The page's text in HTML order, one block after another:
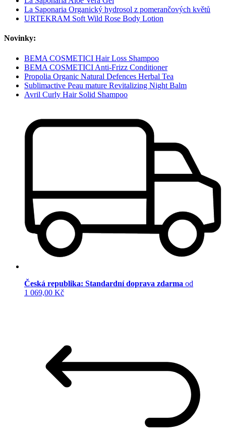
La Saponaria Organický hydrosol z pomerančových květů
URTEKRAM Soft Wild Rose Body Lotion
Novinky:
BEMA COSMETICI Hair Loss Shampoo
BEMA COSMETICI Anti-Frizz Conditioner
Propolia Organic Natural Defences Herbal Tea
Sublimactive Peau mature Revitalizing Night Balm
Avril Curly Hair Solid Shampoo
Česká republika: Standardní doprava zdarma od
1 069,00 Kč